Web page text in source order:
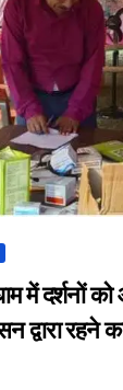
में दर्शनों
द्वारा रहने